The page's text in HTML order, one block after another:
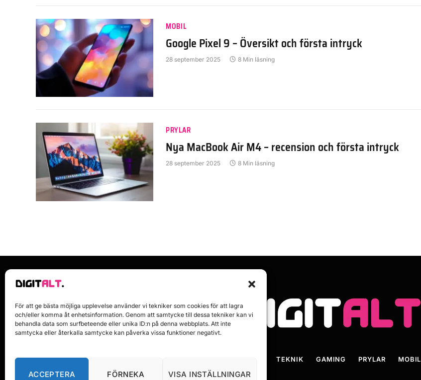
För att ge bästa möjliga upplevelse använder vi tekniker som cookies för att lagra
och/eller komma åt enhetsinformation. Genom att samtycke till dessa tekniker kan vi
behandla data som surfbeteende eller unika ID:n på denna webbplats. Att inte
samtycka eller återkalla samtycke kan påverka vissa funktioner negativt.
ACCEPTERA FÖRNEKA VISA INSTÄLLNINGAR
MOBIL
Google Pixel 9 – Översikt och första intryck
28 september 2025 8 Min läsning
PRYLAR
Nya MacBook Air M4 – recension och första intryck
28 september 2025 8 Min läsning
TEKNIK GAMING PRYLAR MOBIL